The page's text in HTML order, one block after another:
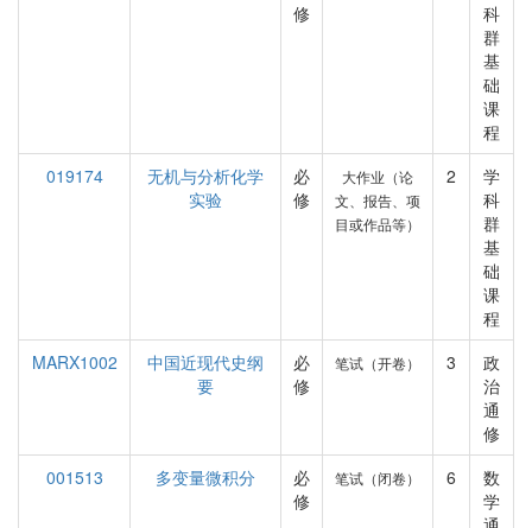
修
科
群
基
础
课
程
019174
无机与分析化学
实验
必
修
大作业（论
文、报告、项
目或作品等）
2
学
科
群
基
础
课
程
MARX1002
中国近现代史纲
要
必
修
笔试（开卷） 3
政
治
通
修
001513
多变量微积分
必
修
笔试（闭卷） 6
数
学